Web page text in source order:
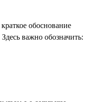
обоснование
важно обозначить: